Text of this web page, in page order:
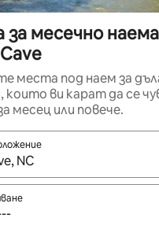
месечно
места под наем за
които ви карат да се
месец или повече.
се покажат,